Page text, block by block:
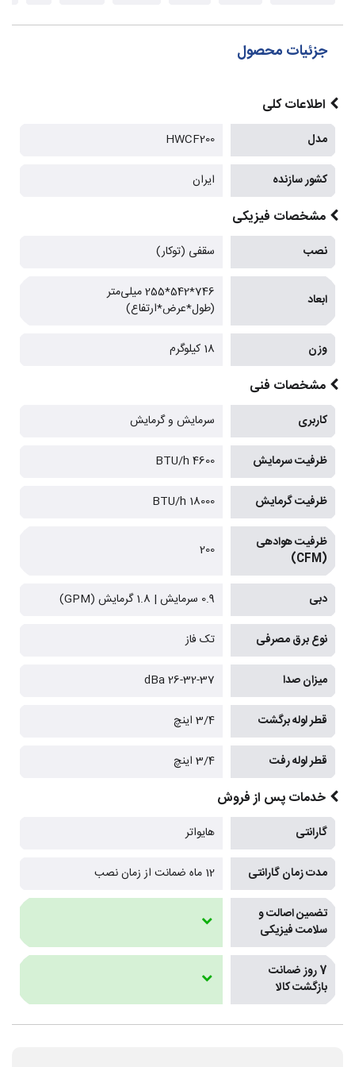
جزئیات محصول
اطلاعات کلی
مدل HWCF200
کشور سازنده ایران
مشخصات فیزیکی
نصب سقفی (توکار)
ابعاد
746*542*255 میلی‌متر
(طول*عرض*ارتفاع)
وزن 18 کیلوگرم
مشخصات فنی
کاربری سرمایش و گرمایش
ظرفیت سرمایش 4600 BTU/h
ظرفیت گرمایش 18000 BTU/h
ظرفیت هوادهی
(CFM)
200
دبی 0.9 سرمایش | 1.8 گرمایش (GPM)
نوع برق مصرفی تک فاز
میزان صدا 26-32-37 dBa
قطر لوله برگشت 3/4 اینچ
قطر لوله رفت 3/4 اینچ
خدمات پس از فروش
گارانتی هایواتر
مدت زمان گارانتی 12 ماه ضمانت از زمان نصب
تضمین اصالت و
سلامت فیزیکی
7 روز ضمانت
بازگشت کالا